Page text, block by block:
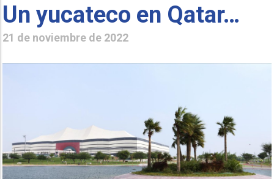
Un yucateco en Qatar…
21 de noviembre de 2022